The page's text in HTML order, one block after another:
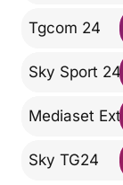
Tgcom 24
Sky Sport 24
Mediaset
Sky TG24